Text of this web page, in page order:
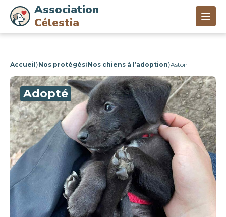
Association
Célestia
Accueil ⟩Nos protégés⟩Nos chiens à l’adoption⟩Aston
Adopté